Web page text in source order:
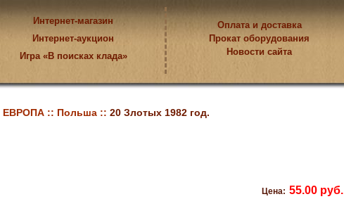
Интернет-магазин
Интернет-аукцион
Игра «В поисках клада»
Оплата и доставка
Прокат оборудования
Новости сайта
ЕВРОПА :: Польша :: 20 Злотых 1982 год.
Цена: 55.00 руб.